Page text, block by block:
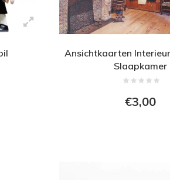
Ansichtkaarten
Slaapkamer
€3,00